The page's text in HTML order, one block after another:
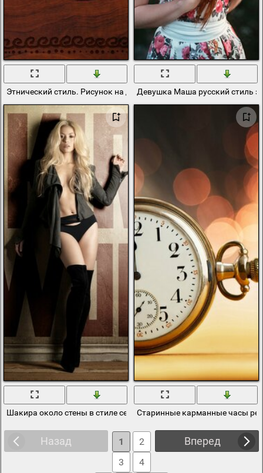
Этнический стиль. Рисунок на деревеДевушка Маша русский стиль
Шакира около стены в стиле секси блондСтаринные карманные часы
Назад Вперед
1
2
3
4